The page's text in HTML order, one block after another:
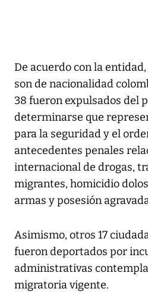
De acuerdo con la
son de nacionalidad
38 fueron expulsados del
determinarse que
para la seguridad y el
antecedentes penales
internacional de drogas,
migrantes, homicidio
armas y posesión
Asimismo, otros 17
fueron deportados por
administrativas
migratoria vigente.